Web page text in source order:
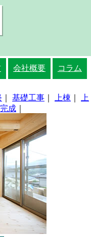
会社概要 コラム
基礎工事 上棟
上
完成